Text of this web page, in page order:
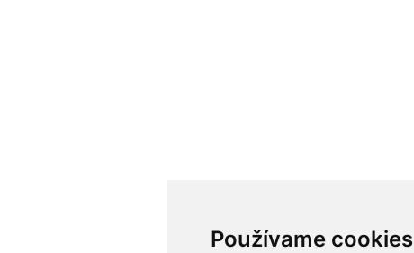
Používame cookies